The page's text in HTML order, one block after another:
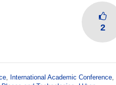
2
International Academic Conference